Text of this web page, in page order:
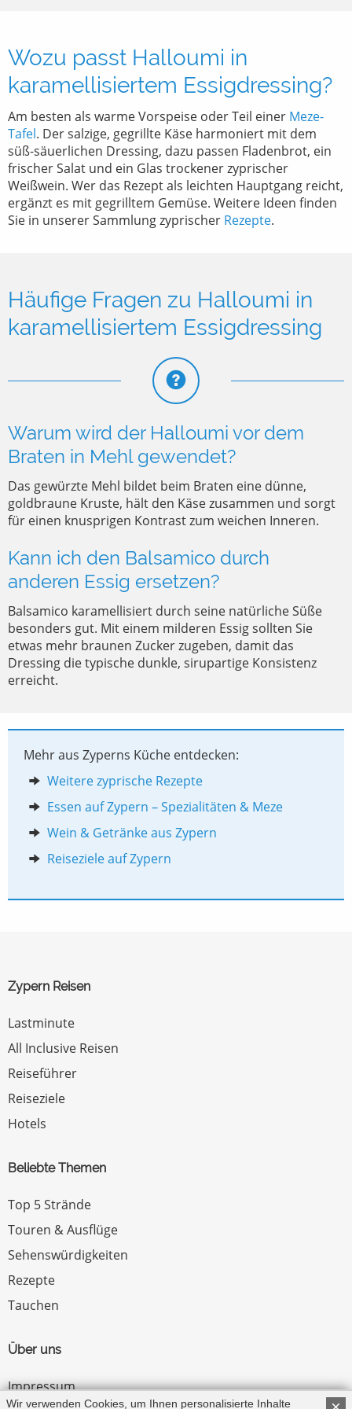
Wozu passt Halloumi in
karamellisiertem Essigdressing?
Am besten als warme Vorspeise oder Teil einer Meze-
Tafel. Der salzige, gegrillte Käse harmoniert mit dem
süß-säuerlichen Dressing, dazu passen Fladenbrot, ein
frischer Salat und ein Glas trockener zyprischer
Weißwein. Wer das Rezept als leichten Hauptgang reicht,
ergänzt es mit gegrilltem Gemüse. Weitere Ideen finden
Sie in unserer Sammlung zyprischer Rezepte.
Häufige Fragen zu Halloumi in
karamellisiertem Essigdressing
Warum wird der Halloumi vor dem
Braten in Mehl gewendet?
Das gewürzte Mehl bildet beim Braten eine dünne,
goldbraune Kruste, hält den Käse zusammen und sorgt
für einen knusprigen Kontrast zum weichen Inneren.
Kann ich den Balsamico durch
anderen Essig ersetzen?
Balsamico karamellisiert durch seine natürliche Süße
besonders gut. Mit einem milderen Essig sollten Sie
etwas mehr braunen Zucker zugeben, damit das
Dressing die typische dunkle, sirupartige Konsistenz
erreicht.
Mehr aus Zyperns Küche entdecken:
Weitere zyprische Rezepte
Essen auf Zypern – Spezialitäten & Meze
Wein & Getränke aus Zypern
Reiseziele auf Zypern
Zypern Reisen
Lastminute
All Inclusive Reisen
Reiseführer
Reiseziele
Hotels
Beliebte Themen
Top 5 Strände
Touren & Ausflüge
Sehenswürdigkeiten
Rezepte
Tauchen
Über uns
Impressum
Wir verwenden Cookies, um Ihnen personalisierte Inhalte